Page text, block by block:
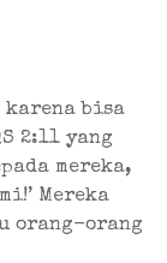
karena bisa
2:11 yang
mereka,
Mereka
orang-orang